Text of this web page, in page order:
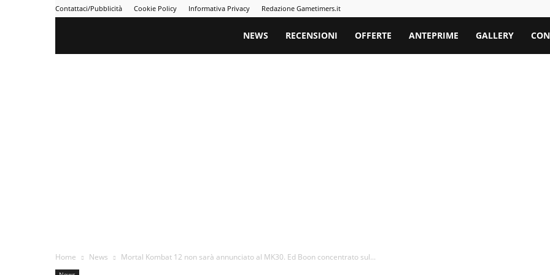
Contattaci/Pubblicità Cookie Policy Informativa Privacy Redazione Gametimers.it
Gametimers
NEWS RECENSIONI OFFERTE ANTEPRIME GALLERY
Home News Mortal Kombat 12 non sarà annunciato al MK30. Ed Boon concentrato sul...